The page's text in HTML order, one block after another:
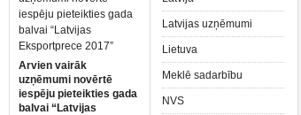
Arvien vairāk
uzņēmumi novērtē
iespēju pieteikties gada
balvai “Latvijas
Latvijas uzņēmumi
Lietuva
Meklē sadarbību
NVS